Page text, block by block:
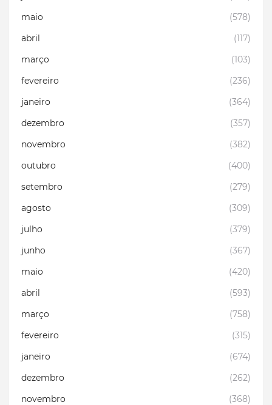
maio
(578)
abril
(117)
março
(103)
fevereiro
(236)
janeiro
(364)
dezembro
(357)
novembro
(382)
outubro
(400)
setembro
(279)
agosto
(309)
julho
(379)
junho
(367)
maio
(420)
abril
(593)
março
(758)
fevereiro
(315)
janeiro
(674)
dezembro
(262)
novembro
(368)